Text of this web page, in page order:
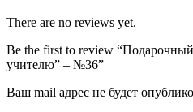
There are no reviews yet.
Be the first to review
учителю” – №36”
Ваш mail адрес не будет